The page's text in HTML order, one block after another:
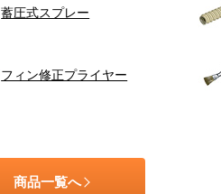
蓄圧式スプレー
フィン修正プライヤー
商品一覧へ